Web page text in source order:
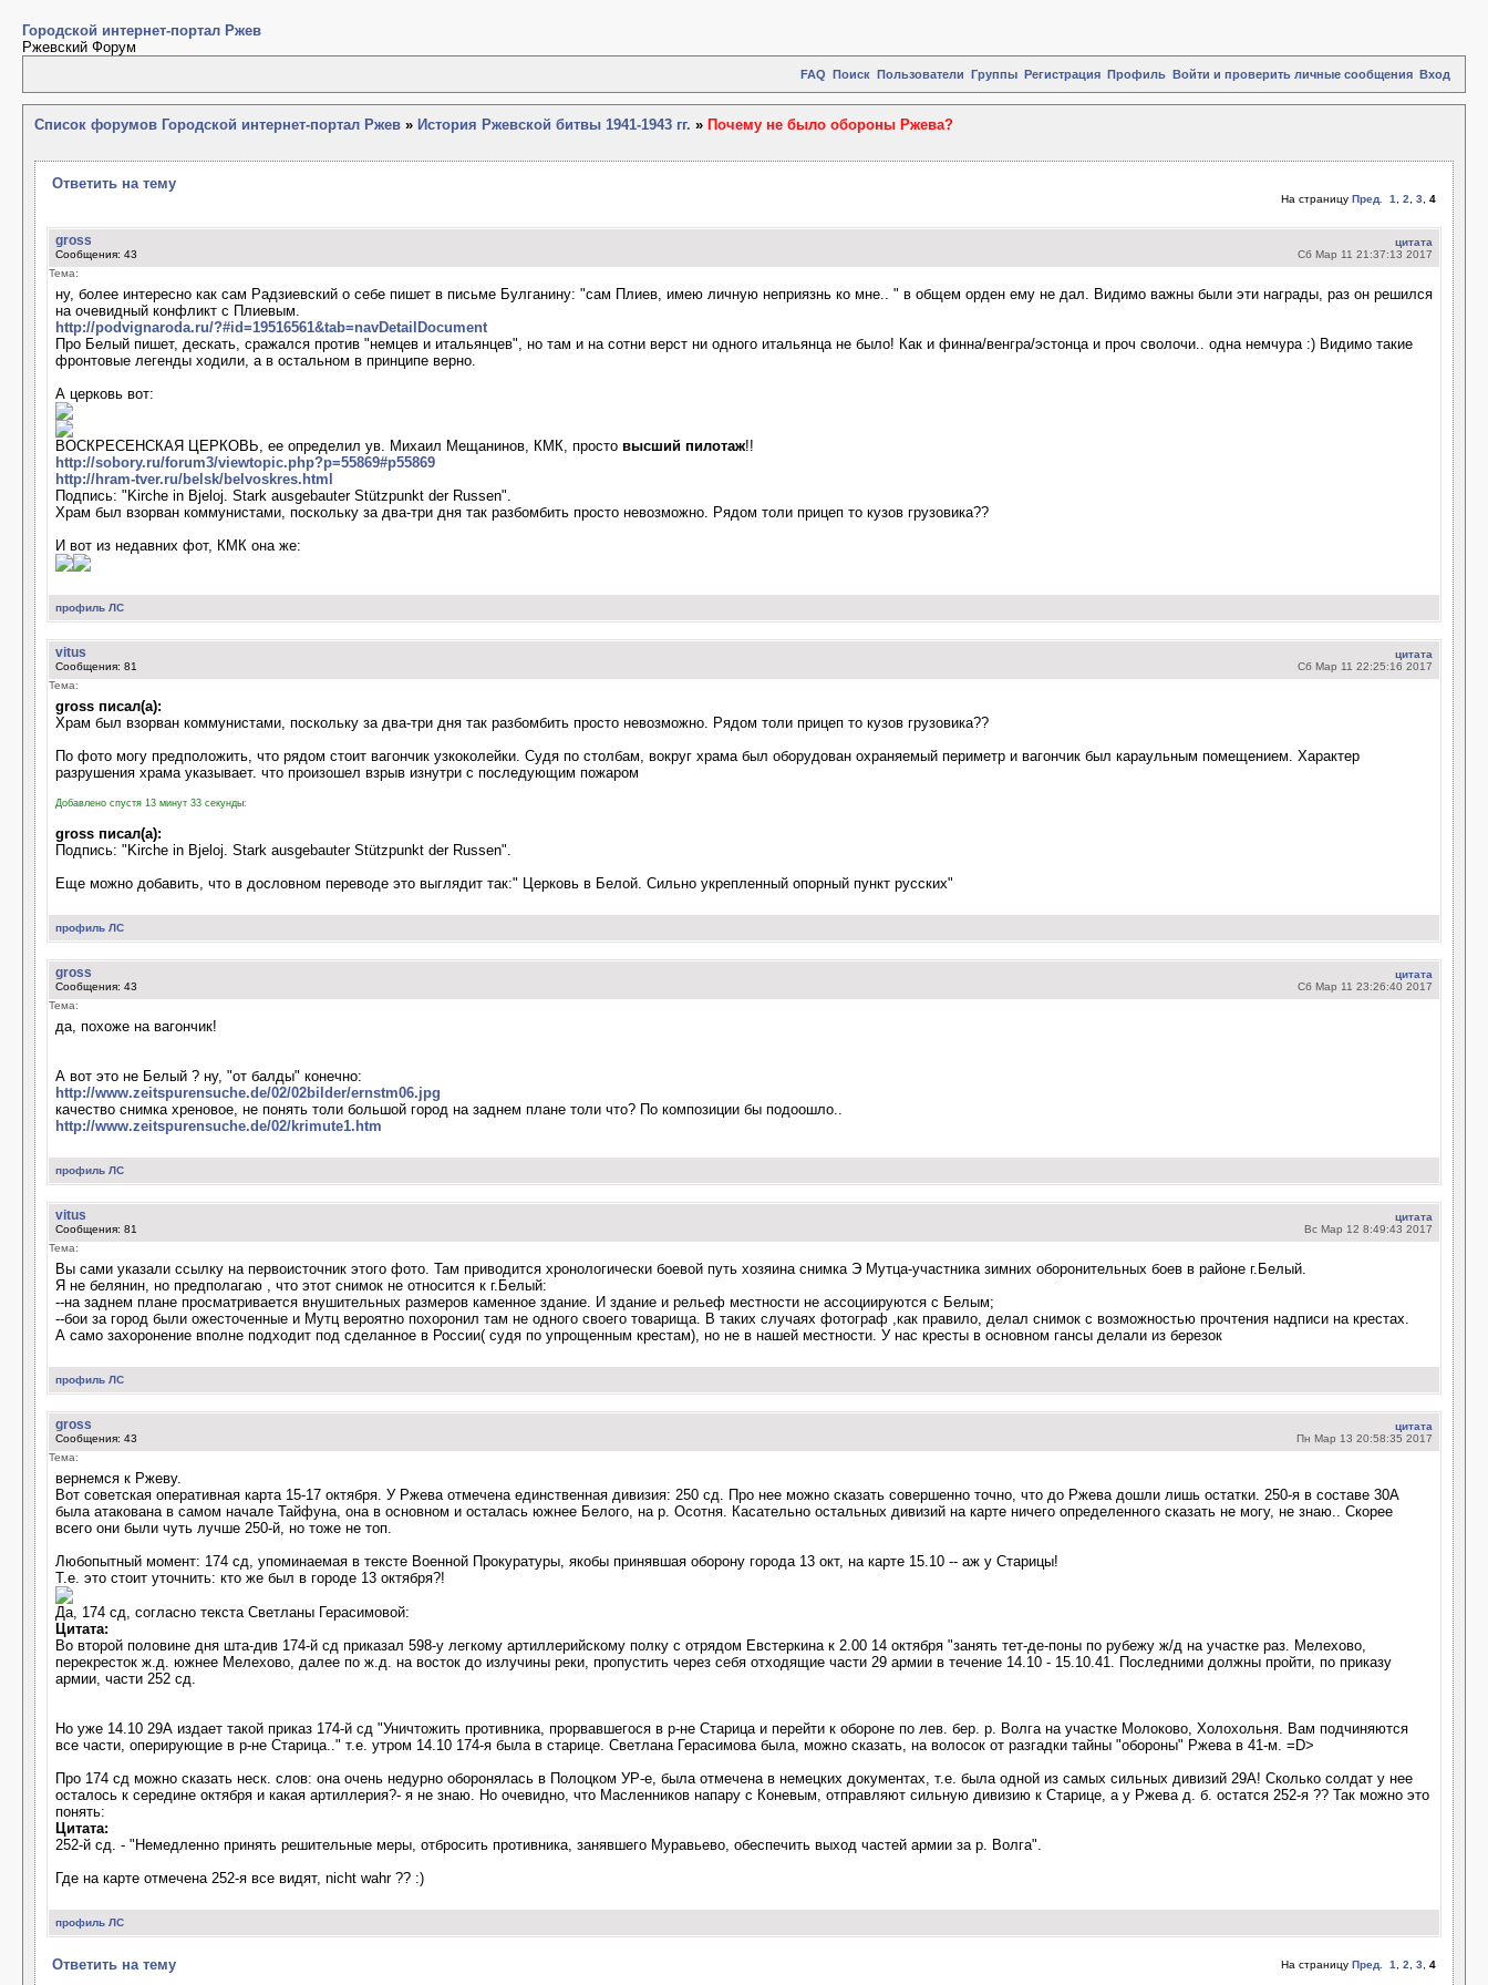
Городской интернет-портал Ржев
Ржевский Форум
FAQ Поиск Пользователи Группы Регистрация Профиль Войти и проверить личные сообщения Вход
Список форумов Городской интернет-портал Ржев » История Ржевской битвы 1941-1943 гг. » Почему не было обороны Ржева?
Ответить на тему
На страницу Пред. 1 2 3 4
gross
цитата
Сообщения: 43
Сб Мар 11 21:37:13 2017
Тема:
ну, более интересно как сам Радзиевский о себе пишет в письме Булганину: "сам Плиев, имею личную неприязнь ко мне.. " в общем орден ему не дал. Видимо важны были эти награды, раз он решился
на очевидный конфликт с Плиевым.
http://podvignaroda.ru/?#id=19516561&tab=navDetailDocument
Про Белый пишет, дескать, сражался против "немцев и итальянцев", но там и на сотни верст ни одного итальянца не было! Как и финна/венгра/эстонца и проч сволочи.. одна немчура :) Видимо такие
фронтовые легенды ходили, а в остальном в принципе верно.
А церковь вот:
ВОСКРЕСЕНСКАЯ ЦЕРКОВЬ, ее определил ув. Михаил Мещанинов, КМК, просто высший пилотаж!!
http://sobory.ru/forum3/viewtopic.php?p=55869#p55869
http://hram-tver.ru/belsk/belvoskres.html
Подпись: "Kirche in Bjeloj. Stark ausgebauter Stützpunkt der Russen".
Храм был взорван коммунистами, поскольку за два-три дня так разбомбить просто невозможно. Рядом толи прицеп то кузов грузовика??
И вот из недавних фот, КМК она же:
профиль ЛС
vitus
цитата
Сообщения: 81
Сб Мар 11 22:25:16 2017
Тема:
gross писал(а):
Храм был взорван коммунистами, поскольку за два-три дня так разбомбить просто невозможно. Рядом толи прицеп то кузов грузовика??
По фото могу предположить, что рядом стоит вагончик узкоколейки. Судя по столбам, вокруг храма был оборудован охраняемый периметр и вагончик был караульным помещением. Характер
разрушения храма указывает. что произошел взрыв изнутри с последующим пожаром
Добавлено спустя 13 минут 33 секунды:
gross писал(а):
Подпись: "Kirche in Bjeloj. Stark ausgebauter Stützpunkt der Russen".
Еще можно добавить, что в дословном переводе это выглядит так:" Церковь в Белой. Сильно укрепленный опорный пункт русских"
профиль ЛС
gross
цитата
Сообщения: 43
Сб Мар 11 23:26:40 2017
Тема:
да, похоже на вагончик!
А вот это не Белый ? ну, "от балды" конечно:
http://www.zeitspurensuche.de/02/02bilder/ernstm06.jpg
качество снимка хреновое, не понять толи большой город на заднем плане толи что? По композиции бы подоошло..
http://www.zeitspurensuche.de/02/krimute1.htm
профиль ЛС
vitus
цитата
Сообщения: 81
Вс Мар 12 8:49:43 2017
Тема:
Вы сами указали ссылку на первоисточник этого фото. Там приводится хронологически боевой путь хозяина снимка Э Мутца-участника зимних оборонительных боев в районе г.Белый.
Я не белянин, но предполагаю , что этот снимок не относится к г.Белый:
--на заднем плане просматривается внушительных размеров каменное здание. И здание и рельеф местности не ассоциируются с Белым;
--бои за город были ожесточенные и Мутц вероятно похоронил там не одного своего товарища. В таких случаях фотограф ,как правило, делал снимок с возможностью прочтения надписи на крестах.
А само захоронение вполне подходит под сделанное в России( судя по упрощенным крестам), но не в нашей местности. У нас кресты в основном гансы делали из березок
профиль ЛС
gross
цитата
Сообщения: 43
Пн Мар 13 20:58:35 2017
Тема:
вернемся к Ржеву.
Вот советская оперативная карта 15-17 октября. У Ржева отмечена единственная дивизия: 250 сд. Про нее можно сказать совершенно точно, что до Ржева дошли лишь остатки. 250-я в составе 30А
была атакована в самом начале Тайфуна, она в основном и осталась южнее Белого, на р. Осотня. Касательно остальных дивизий на карте ничего определенного сказать не могу, не знаю.. Скорее
всего они были чуть лучше 250-й, но тоже не топ.
Любопытный момент: 174 сд, упоминаемая в тексте Военной Прокуратуры, якобы принявшая оборону города 13 окт, на карте 15.10 -- аж у Старицы!
Т.е. это стоит уточнить: кто же был в городе 13 октября?!
Да, 174 сд, согласно текста Светланы Герасимовой:
Цитата:
Во второй половине дня шта-див 174-й сд приказал 598-у легкому артиллерийскому полку с отрядом Евстеркина к 2.00 14 октября "занять тет-де-поны по рубежу ж/д на участке раз. Мелехово,
перекресток ж.д. южнее Мелехово, далее по ж.д. на восток до излучины реки, пропустить через себя отходящие части 29 армии в течение 14.10 - 15.10.41. Последними должны пройти, по приказу
армии, части 252 сд.
Но уже 14.10 29А издает такой приказ 174-й сд "Уничтожить противника, прорвавшегося в р-не Старица и перейти к обороне по лев. бер. р. Волга на участке Молоково, Холохольня. Вам подчиняются
все части, оперирующие в р-не Старица.." т.е. утром 14.10 174-я была в старице. Светлана Герасимова была, можно сказать, на волосок от разгадки тайны "обороны" Ржева в 41-м. =D>
Про 174 сд можно сказать неск. слов: она очень недурно оборонялась в Полоцком УР-е, была отмечена в немецких документах, т.е. была одной из самых сильных дивизий 29А! Сколько солдат у нее
осталось к середине октября и какая артиллерия?- я не знаю. Но очевидно, что Масленников напару с Коневым, отправляют сильную дивизию к Старице, а у Ржева д. б. остатся 252-я ?? Так можно это
понять:
Цитата:
252-й сд. - "Немедленно принять решительные меры, отбросить противника, занявшего Муравьево, обеспечить выход частей армии за р. Волга".
Где на карте отмечена 252-я все видят, nicht wahr ?? :)
профиль ЛС
Ответить на тему На страницу Пред. 1 2 3 4